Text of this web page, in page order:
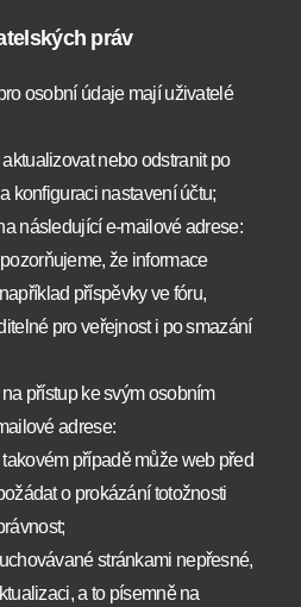
práv
osobní údaje mají uživatelé
nebo odstranit po
konfiguraci nastavení účtu;
následující e-mailové adrese:
že informace
příspěvky ve fóru,
pro veřejnost i po smazání
přístup ke svým osobním
adrese:
případě může web před
o prokázání totožnosti
stránkami nepřesné,
a to písemně na